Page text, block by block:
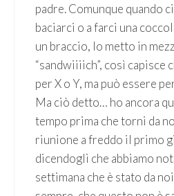
padre. Comunque quando
baciarci o a farci una
un braccio, lo metto in
“sandwiiiich”, così capisce
per X o Y, ma può essere
Ma ciò detto… ho ancora
tempo prima che torni da
riunione a freddo il primo
dicendogli che abbiamo
settimana che è stato da